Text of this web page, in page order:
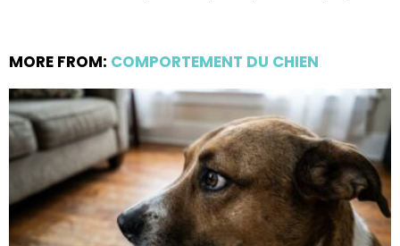
MORE FROM: COMPORTEMENT DU CHIEN